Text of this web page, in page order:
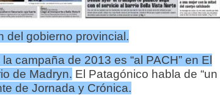
del gobierno provincial.
campaña de 2013 es “al PACH” en El
de Madryn. El Patagónico habla de “un
de Jornada y Crónica.